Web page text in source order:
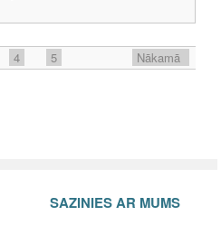
4 5
Nākamā
SAZINIES AR MUMS